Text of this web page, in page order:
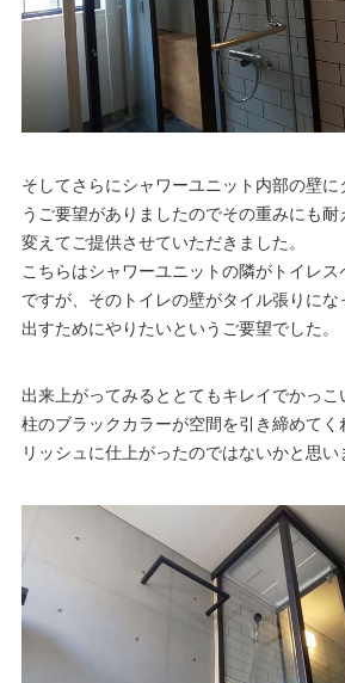
そしてさらにシャワーユニット内部の壁
うご要望がありましたのでその重みにも
変えてご提供させていただきました。
こちらはシャワーユニットの隣がトイレ
ですが、そのトイレの壁がタイル張りに
出すためにやりたいというご要望でした。
出来上がってみるととてもキレイでかっこ
柱のブラックカラーが空間を引き締めてく
リッシュに仕上がったのではないかと思い